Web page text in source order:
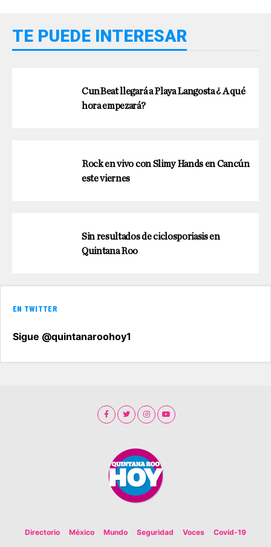
TE PUEDE INTERESAR
CunBeat llegará a Playa Langosta ¿ A qué
hora empezará?
Rock en vivo con Slimy Hands en Cancún
este viernes
Sin resultados de ciclosporiasis en
Quintana Roo
EN TWITTER
Sigue @quintanaroohoy1
Directorio México Mundo Seguridad Voces Covid-19